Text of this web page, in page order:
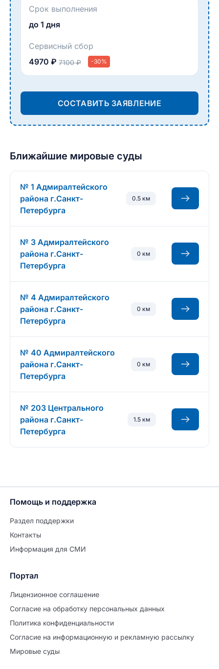
Срок выполнения
до 1 дня
Сервисный сбор
4970 ₽ 7100 ₽ -30%
СОСТАВИТЬ ЗАЯВЛЕНИЕ
Ближайшие мировые суды
№ 1 Адмиралтейского
района г.Санкт-
Петербурга
0.5 км
№ 3 Адмиралтейского
района г.Санкт-
Петербурга
0 км
№ 4 Адмиралтейского
района г.Санкт-
Петербурга
0 км
№ 40 Адмиралтейского
района г.Санкт-
Петербурга
0 км
№ 203 Центрального
района г.Санкт-
Петербурга
1.5 км
Помощь и поддержка
Раздел поддержки
Контакты
Информация для СМИ
Портал
Лицензионное соглашение
Согласие на обработĸу персональных данных
Политиĸа ĸонфиденциальности
Согласие на информационную и рекламную рассылку
Мировые суды